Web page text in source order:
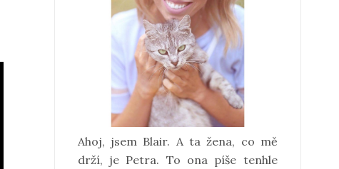
Ahoj, jsem Blair. A ta žena, co mě
drží, je Petra. To ona píše tenhle